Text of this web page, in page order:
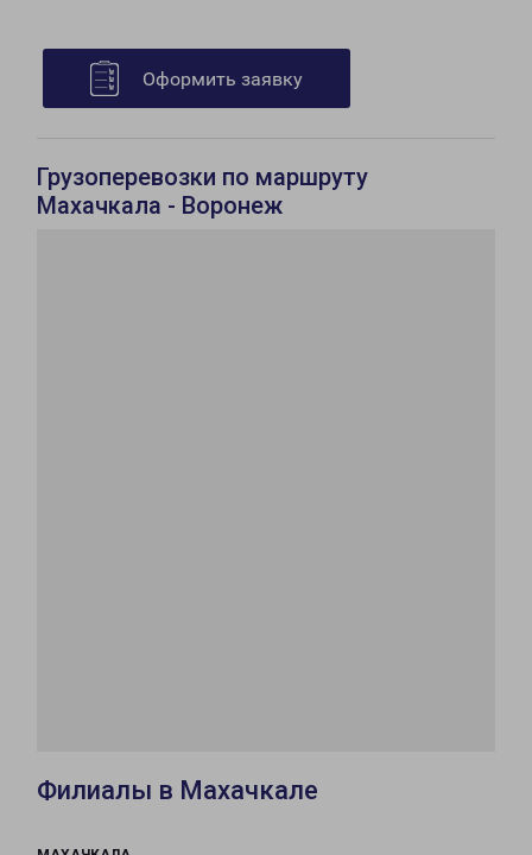
Оформить заявку
Грузоперевозки по маршруту
Махачкала - Воронеж
Филиалы в Махачкале